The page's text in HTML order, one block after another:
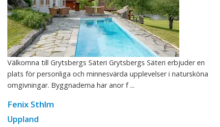
Välkomna till Grytsbergs Säteri Grytsbergs Säteri erbjuder en
plats för personliga och minnesvärda upplevelser i natursköna
omgivningar. Byggnaderna har anor f ...
Fenix Sthlm
Uppland